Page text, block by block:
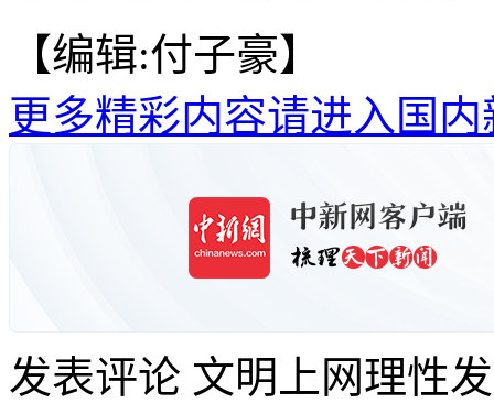
【编辑:付子豪】
更多精彩内容请进入国内
发表评论 文明上网理性